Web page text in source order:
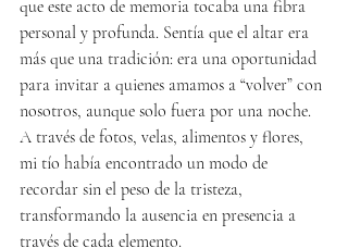
que este acto de memoria tocaba una fibra
personal y profunda. Sentía que el altar era
más que una tradición: era una oportunidad
para invitar a quienes amamos a “volver” con
nosotros, aunque solo fuera por una noche.
A través de fotos, velas, alimentos y flores,
mi tío había encontrado un modo de
recordar sin el peso de la tristeza,
transformando la ausencia en presencia a
través de cada elemento.